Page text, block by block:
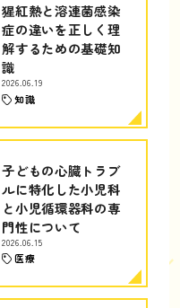
猩紅熱と溶連菌感染
症の違いを正しく理
解するための基礎知
識
2026.06.19
知識
子どもの心臓トラブ
ルに特化した小児科
と小児循環器科の専
門性について
2026.06.15
医療